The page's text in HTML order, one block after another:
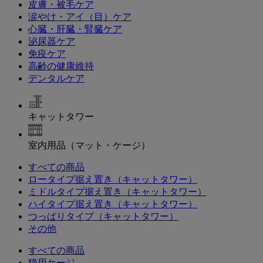
皮膚・被毛ケア
涙やけ・アイ（目）ケア
心臓・肝臓・腎臓ケア
泌尿器ケア
免疫ケア
高齢の健康維持
デンタルケア
キャットタワー
室内用品（マット・ケージ）
すべての商品
ロータイプ据え置き（キャットタワー）
ミドルタイプ据え置き（キャットタワー）
ハイタイプ据え置き（キャットタワー）
つっぱりタイプ（キャットタワー）
その他
すべての商品